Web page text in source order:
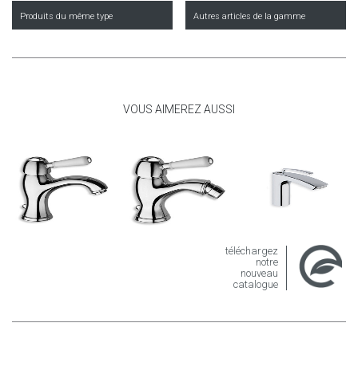
Produits du même type Autres articles de la gamme
VOUS AIMEREZ AUSSI
téléchargez
notre
nouveau
catalogue